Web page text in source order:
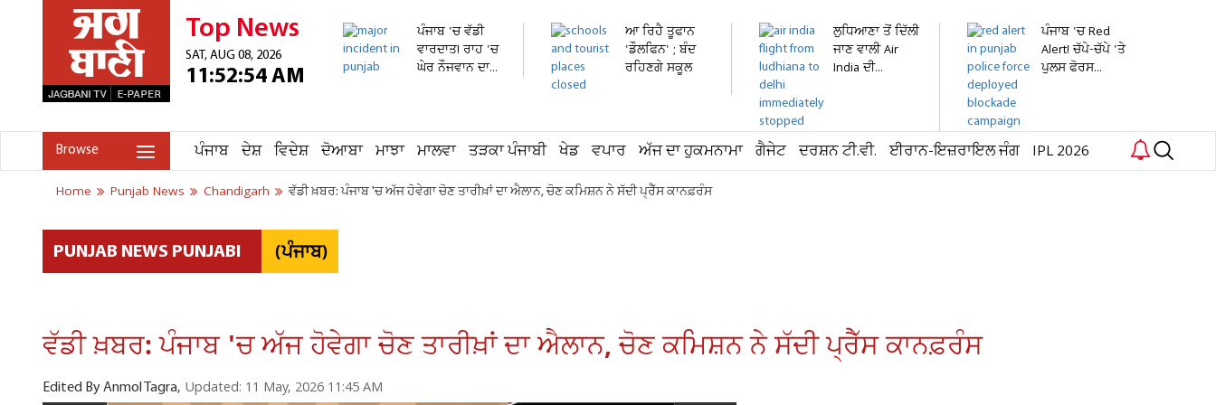
Top News
SAT, AUG 08, 2026
11:52:54 AM
ਪੰਜਾਬ 'ਚ ਵੱਡੀ
ਵਾਰਦਾਤ! ਰਾਹ 'ਚ
ਘੇਰ ਨੌਜਵਾਨ ਦਾ...
ਆ ਰਿਹੈ ਤੂਫਾਨ
'ਡੌਲਫਿਨ' ; ਬੰਦ
ਰਹਿਣਗੇ ਸਕੂਲ
ਲੁਧਿਆਣਾ ਤੋਂ ਦਿੱਲੀ
ਜਾਣ ਵਾਲੀ Air
India ਦੀ...
ਪੰਜਾਬ 'ਚ Red
Alert! ਚੱਪੇ-ਚੱਪੇ 'ਤੇ
ਪੁਲਸ ਫੋਰਸ...
Browse ਪੰਜਾਬ ਦੇਸ਼ ਵਿਦੇਸ਼ ਦੋਆਬਾ ਮਾਝਾ ਮਾਲਵਾ ਤੜਕਾ ਪੰਜਾਬੀ ਖੇਡ ਵਪਾਰ ਅੱਜ ਦਾ ਹੁਕਮਨਾਮਾ ਗੈਜੇਟ ਦਰਸ਼ਨ ਟੀ.ਵੀ. ਈਰਾਨ-ਇਜ਼ਰਾਇਲ ਜੰਗ IPL 2026
Home Punjab News Chandigarh ਵੱਡੀ ਖ਼ਬਰ: ਪੰਜਾਬ 'ਚ ਅੱਜ ਹੋਵੇਗਾ ਚੋਣ ਤਾਰੀਖ਼ਾਂ ਦਾ ਐਲਾਨ, ਚੋਣ ਕਮਿਸ਼ਨ ਨੇ ਸੱਦੀ ਪ੍ਰੈੱਸ ਕਾਨਫ਼ਰੰਸ
PUNJAB NEWS PUNJABI (ਪੰਜਾਬ)
ਵੱਡੀ ਖ਼ਬਰ: ਪੰਜਾਬ 'ਚ ਅੱਜ ਹੋਵੇਗਾ ਚੋਣ ਤਾਰੀਖ਼ਾਂ ਦਾ ਐਲਾਨ, ਚੋਣ ਕਮਿਸ਼ਨ ਨੇ ਸੱਦੀ ਪ੍ਰੈੱਸ ਕਾਨਫ਼ਰੰਸ
Edited By Anmol Tagra, Updated: 11 May, 2026 11:45 AM